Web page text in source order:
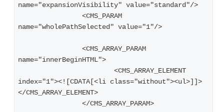
name="expansionVisibility" value="standard"/>
name="wholePathSelected" value="1"/>
name="innerBeginHTML">
index="1"><![CDATA[<li class="without"><ul>]]>
</CMS_ARRAY_ELEMENT>
   		</CMS_ARRAY_PARAM>